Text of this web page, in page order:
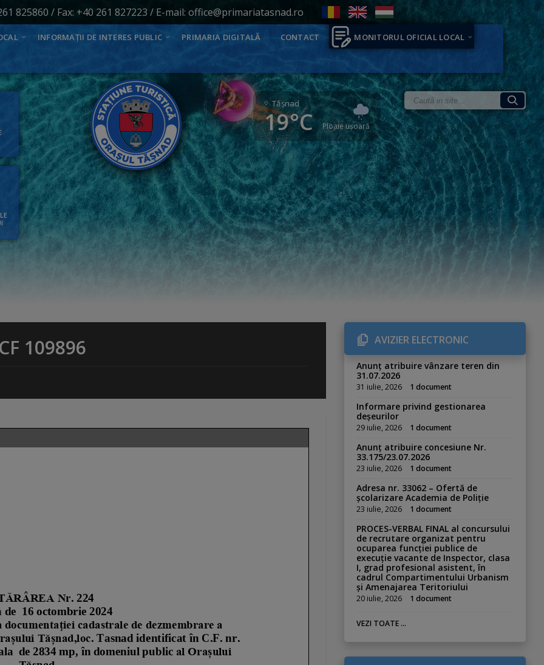
825860 / Fax: +40 261 827223 / E-mail: office@primariatasnad.ro
INFORMAȚII DE INTERES PUBLIC PRIMARIA DIGITALĂ CONTACT MONITORUL OFICIAL LOCAL
Tăşnad
19°C Ploaie ușoară
109896 AVIZIER ELECTRONIC
Anunț atribuire vânzare teren din
31.07.2026
31 iulie, 2026 1 document
Informare privind gestionarea
deșeurilor
29 iulie, 2026 1 document
Anunț atribuire concesiune Nr.
33.175/23.07.2026
23 iulie, 2026 1 document
Adresa nr. 33062 – Ofertă de
școlarizare Academia de Poliție
23 iulie, 2026 1 document
PROCES-VERBAL FINAL al concursului
de recrutare organizat pentru
ocuparea funcției publice de
execuție vacante de Inspector, clasa
I, grad profesional asistent, în
cadrul Compartimentului Urbanism
și Amenajarea Teritoriului
20 iulie, 2026 1 document
VEZI TOATE ...